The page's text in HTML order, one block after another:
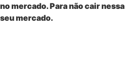
mercado. Para não cair nessa
mercado.